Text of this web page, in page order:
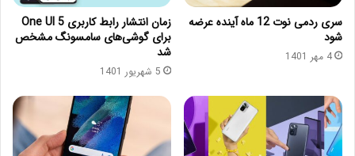
سری ردمی نوت 12 ماه آینده عرضه
شود
4 مهر 1401
زمان انتشار رابط کاربری One UI 5
برای گوشی‌های سامسونگ مشخص
شد
5 شهریور 1401